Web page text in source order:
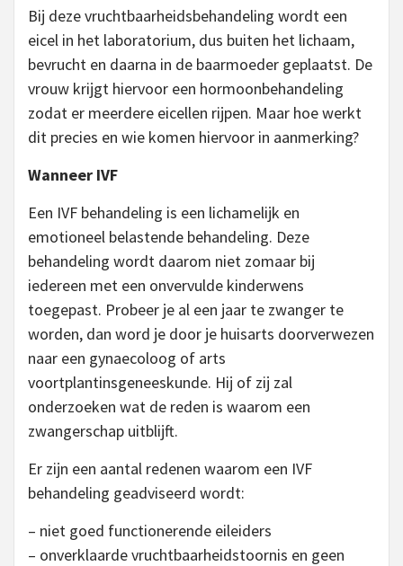
Bij deze vruchtbaarheidsbehandeling wordt een
eicel in het laboratorium, dus buiten het lichaam,
bevrucht en daarna in de baarmoeder geplaatst. De
vrouw krijgt hiervoor een hormoonbehandeling
zodat er meerdere eicellen rijpen. Maar hoe werkt
dit precies en wie komen hiervoor in aanmerking?
Wanneer IVF
Een IVF behandeling is een lichamelijk en
emotioneel belastende behandeling. Deze
behandeling wordt daarom niet zomaar bij
iedereen met een onvervulde kinderwens
toegepast. Probeer je al een jaar te zwanger te
worden, dan word je door je huisarts doorverwezen
naar een gynaecoloog of arts
voortplantinsgeneeskunde. Hij of zij zal
onderzoeken wat de reden is waarom een
zwangerschap uitblijft.
Er zijn een aantal redenen waarom een IVF
behandeling geadviseerd wordt:
– niet goed functionerende eileiders
– onverklaarde vruchtbaarheidstoornis en geen